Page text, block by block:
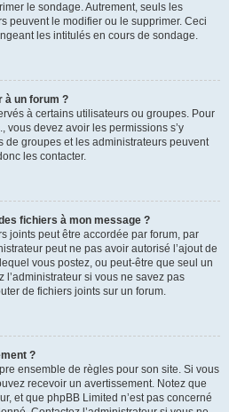
le sondage. Autrement, seuls les
peuvent le modifier ou le supprimer. Ceci
les intitulés en cours de sondage.
à un forum ?
à certains utilisateurs ou groupes. Pour
vous devez avoir les permissions s’y
de groupes et les administrateurs peuvent
les contacter.
fichiers à mon message ?
joints peut être accordée par forum, par
peut ne pas avoir autorisé l’ajout de
vous postez, ou peut-être que seul un
si vous ne savez pas
de fichiers joints sur un forum.
?
ensemble de règles pour son site. Si vous
recevoir un avertissement. Notez que
et que phpBB Limited n’est pas concerné